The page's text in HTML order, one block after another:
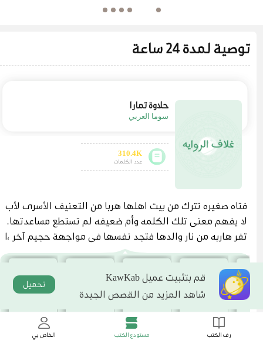
توصية لمدة 24 ساعة
حلاوة تمارا
سوما العربي
310.4K
عدد الكلمات
فتاه صغيره تترك من بيت اهلها هربا من التعنيف الأسرى لأب
لا يفهم معنى تلك الكلمه وأم ضعيفه لم تستطع مساعدتها.
تفر هاربه من نار والدها فتجد نفسها فى مواجهة حجيم آخر ،ا
لشارع لا يرحم. والذئاب البشريه فى كل مكان . فى لحظة تهور
ويأس فرت هاربه لتصبح فى نظر مجتمعها وأولهم والدها خا
طية،آثمه. دمها مهدور ،مطلوبه حيه او ميته. تريد العودة للب
يت لكنها باتت تعرف أنه شبه مستحيل. تعانى فترة كى تست
طيع الصمود والوقوف على قدميها إلى أن تجده....صالح...من
سيصلح حياتها وتصلح له هى الأخرى حياته
قم بتثبيت عميل KawKab
شاهد المزيد من القصص الجيدة
تحميل
الخاص بي مستودع الكتب رف الكتب